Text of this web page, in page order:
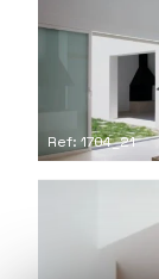
Ref: 1704_21